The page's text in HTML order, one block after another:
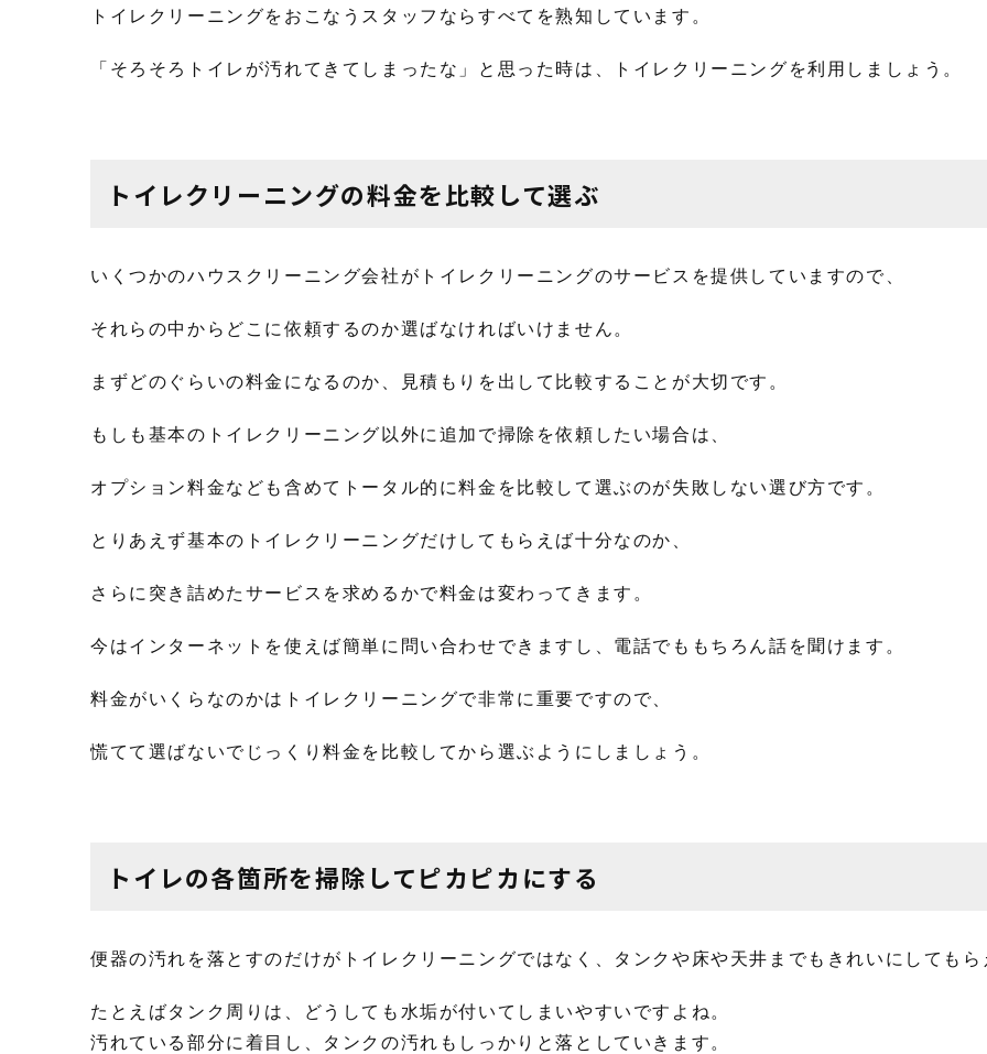
トイレクリーニングをおこなうスタッフならすべてを熟知しています。
「そろそろトイレが汚れてきてしまったな」と思った時は、トイレクリーニングを利用しましょう。
トイレクリーニングの料金を比較して選ぶ
いくつかのハウスクリーニング会社がトイレクリーニングのサービスを提供していますので、
それらの中からどこに依頼するのか選ばなければいけません。
まずどのぐらいの料金になるのか、見積もりを出して比較することが大切です。
もしも基本のトイレクリーニング以外に追加で掃除を依頼したい場合は、
オプション料金なども含めてトータル的に料金を比較して選ぶのが失敗しない選び方です。
とりあえず基本のトイレクリーニングだけしてもらえば十分なのか、
さらに突き詰めたサービスを求めるかで料金は変わってきます。
今はインターネットを使えば簡単に問い合わせできますし、電話でももちろん話を聞けます。
料金がいくらなのかはトイレクリーニングで非常に重要ですので、
慌てて選ばないでじっくり料金を比較してから選ぶようにしましょう。
トイレの各箇所を掃除してピカピカにする
便器の汚れを落とすのだけがトイレクリーニングではなく、タンクや床や天井までもきれいにしてもら
たとえばタンク周りは、どうしても水垢が付いてしまいやすいですよね。
汚れている部分に着目し、タンクの汚れもしっかりと落としていきます。